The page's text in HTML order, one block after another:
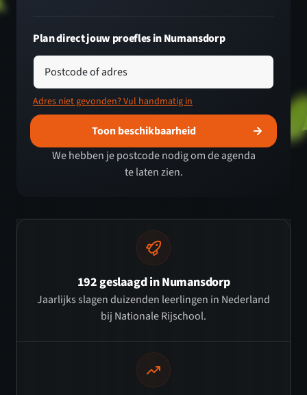
Plan direct jouw proefles in Numansdorp
Postcode of adres
Adres niet gevonden? Vul handmatig in
Toon beschikbaarheid
We hebben je postcode nodig om de agenda
te laten zien.
192 geslaagd in Numansdorp
Jaarlijks slagen duizenden leerlingen in Nederland
bij Nationale Rijschool.